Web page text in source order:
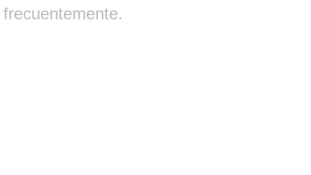
frecuentemente.